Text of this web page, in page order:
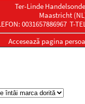
Ter-Linde
Maastricht
0031657886967 T-
Accesează pagina